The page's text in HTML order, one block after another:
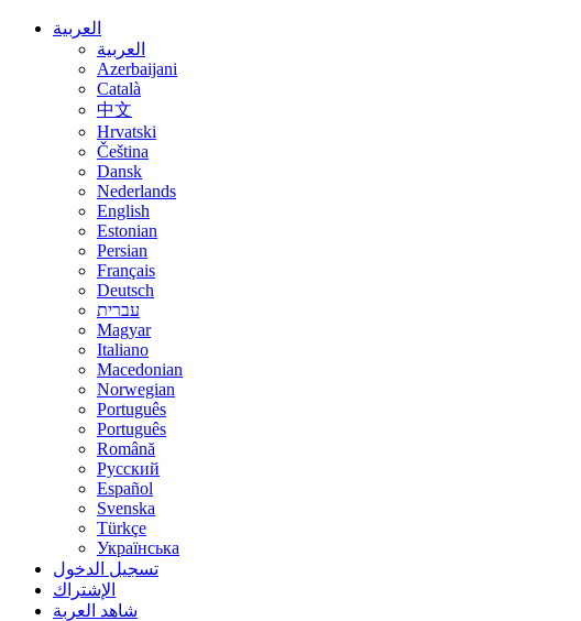
العربية
العربية
Azerbaijani
Català
中文
Hrvatski
Čeština
Dansk
Nederlands
English
Estonian
Persian
Français
Deutsch
עברית
Magyar
Italiano
Macedonian
Norwegian
Português
Português
Română
Русский
Español
Svenska
Türkçe
Українська
تسجيل الدخول
الإشتراك
شاهد العربة